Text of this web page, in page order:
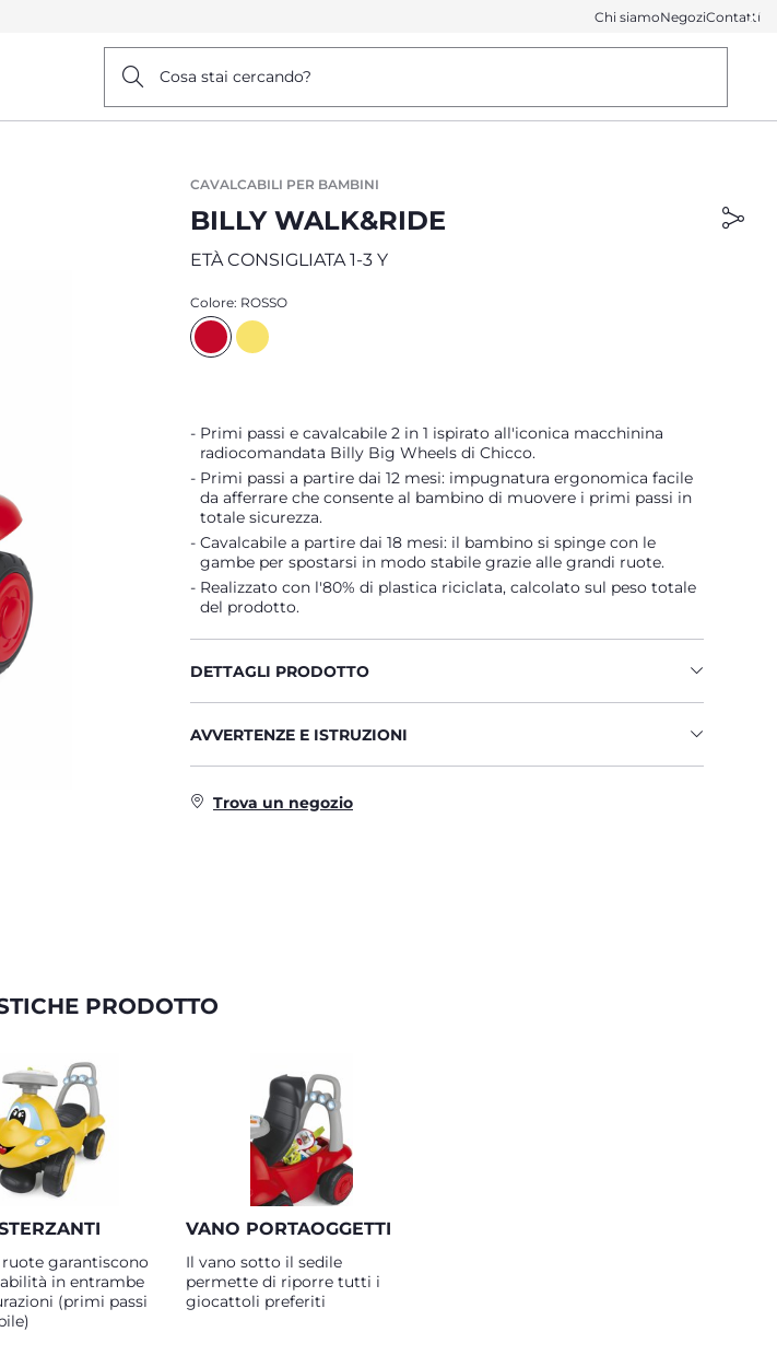
Chi siamoNegoziContatti
Cosa stai cercando?
CAVALCABILI PER BAMBINI
BILLY WALK&RIDE
ETÀ CONSIGLIATA 1-3 Y
Colore: ROSSO
Primi passi e cavalcabile 2 in 1 ispirato all'iconica macchinina
radiocomandata Billy Big Wheels di Chicco.
Primi passi a partire dai 12 mesi: impugnatura ergonomica facile
da afferrare che consente al bambino di muovere i primi passi in
totale sicurezza.
Cavalcabile a partire dai 18 mesi: il bambino si spinge con le
gambe per spostarsi in modo stabile grazie alle grandi ruote.
Realizzato con l'80% di plastica riciclata, calcolato sul peso totale
del prodotto.
DETTAGLI PRODOTTO
AVVERTENZE E ISTRUZIONI
Trova un negozio
PRODOTTO
ruote garantiscono
in entrambe
(primi passi
VANO PORTAOGGETTI
Il vano sotto il sedile
permette di riporre tutti i
giocattoli preferiti